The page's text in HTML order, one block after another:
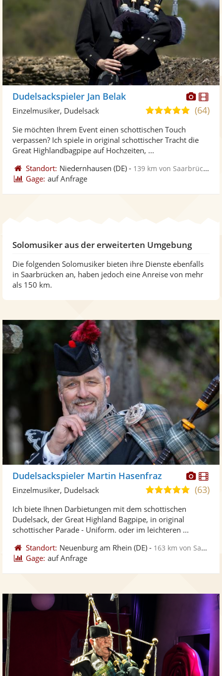
Dudelsackspieler Jan Belak
4,9
5
(64)
Einzelmusiker, Dudelsack
Sie möchten Ihrem Event einen schottischen Touch
verpassen? Ich spiele in original schottischer Tracht die
Great Highlandbagpipe auf Hochzeiten, ...
Standort: Niedernhausen (DE) - 139 km von Saarbrücken
Gage: auf Anfrage
Solomusiker aus der erweiterten Umgebung
Die folgenden Solomusiker bieten ihre Dienste ebenfalls
in Saarbrücken an, haben jedoch eine Anreise von mehr
als 150 km.
Dudelsackspieler Martin Hasenfraz
5,0(63)
Einzelmusiker, Dudelsack
Ich biete Ihnen Darbietungen mit dem schottischen
Dudelsack, der Great Highland Bagpipe, in original
schottischer Parade - Uniform. oder im leichteren ...
Standort: Neuenburg am Rhein (DE) - 163 km von Saarbrücken
Gage: auf Anfrage